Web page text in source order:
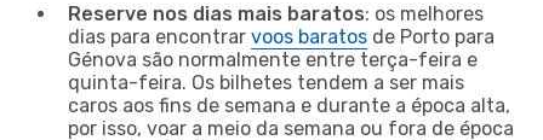
Reserve nos dias mais baratos: os melhores
dias para encontrar voos baratos de Porto para
Génova são normalmente entre terça-feira e
quinta-feira. Os bilhetes tendem a ser mais
caros aos fins de semana e durante a época alta,
por isso, voar a meio da semana ou fora de época